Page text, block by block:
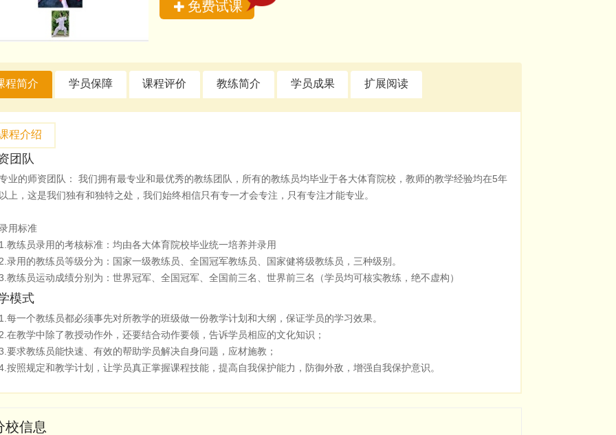
免费试课
程简介 学员保障 课程评价 教练简介 学员成果 扩展阅读
程介绍
团队
业的师资团队 ： 我们拥有最专业和最优秀的教练团队，所有的教练员均毕业于各大体育院校，教师的教学经验均在5年
上，这是我们独有和独特之处，我们始终相信只有专一才会专注，只有专注才能专业。
用标准
教练员录用的考核标准：均由各大体育院校毕业统一培养并录用
录用的教练员等级分为：国家一级教练员、全国冠军教练员、国家健将级教练员，三种级别。
教练员运动成绩分别为：世界冠军、全国冠军、全国前三名、世界前三名（学员均可核实教练，绝不虚构）
模式
每一个教练员都必须事先对所教学的班级做一份教学计划和大纲，保证学员的学习效果。
在教学中除了教授动作外，还要结合动作要领，告诉学员相应的文化知识；
要求教练员能快速、有效的帮助学员解决自身问题，应材施教；
按照规定和教学计划，让学员真正掌握课程技能，提高自我保护能力，防御外敌，增强自我保护意识。
校信息